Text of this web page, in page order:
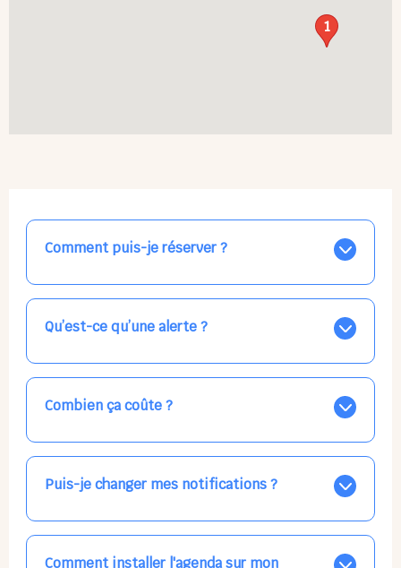
1
Comment puis-je réserver ?
Nos places libres au quotidien sont affichées jour par
jour dans le calendrier ci-dessus, EN BLEU. Tapez sur
celle qui vous intéresse, choisissez vos horaires, et la
confirmation est immédiate ! Vos accueils
Qu’est-ce qu’une alerte ?
Vous avez besoin d'une solution d'accueil pour une
date précise, ou pour un jour régulier dans la semaine,
mais les places disponibles EN BLEU ne correspondent
pas ? Créez une alerte ponctuelle ou récurrente, ainsi
Combien ça coûte ?
Votre accueil est normalement facturé par la direction
de la crèche, en fin de mois, selon votre taux horaire
habituel. N'hésitez pas à confirmer directement avec
l'équipe lors de la prochaine visite !
Puis-je changer mes notifications ?
Dans votre profil (bouton bleu en haut à droite), vous
pouvez choisir de recevoir les alertes et confirmations
par email, par SMS, par les deux canaux en même
Comment installer l'agenda sur mon